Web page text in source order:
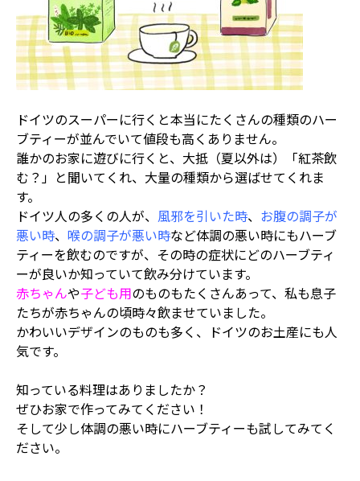
ドイツのスーパーに行くと本当にたくさんの種類のハー
ブティーが並んでいて値段も高くありません。
誰かのお家に遊びに行くと、大抵（夏以外は）「紅茶飲
む？」と聞いてくれ、大量の種類から選ばせてくれま
す。
ドイツ人の多くの人が、 風邪を引いた時、 お腹の調子が
悪い時、 喉の調子が悪い時など体調の悪い時にもハーブ
ティーを飲むのですが、その時の症状にどのハーブティ
ーが良いか知っていて飲み分けています。
赤ちゃんや子ども用のものもたくさんあって、私も息子
たちが赤ちゃんの頃時々飲ませていました。
かわいいデザインのものも多く、ドイツのお土産にも人
気です。
知っている料理はありましたか？
ぜひお家で作ってみてください！
そして少し体調の悪い時にハーブティーも試してみてく
ださい。